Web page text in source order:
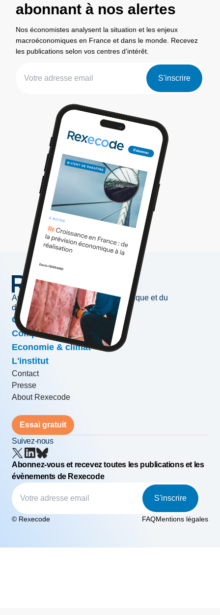
abonnant à nos alertes
Nos économistes analysent la situation et les enjeux
macroéconomiques en France et dans le monde. Recevez
les publications selon vos centres d’intérêt.
S'inscrire
Au service de l'information économique et du
développement des entreprises
Conjoncture & prévisions
Compétitivité & croissance
Economie & climat
L'institut
Contact
Presse
About Rexecode
Essai gratuit
Suivez-nous
Abonnez-vous et recevez toutes les publications et les
évènements de Rexecode
S'inscrire
© Rexecode FAQMentions légales